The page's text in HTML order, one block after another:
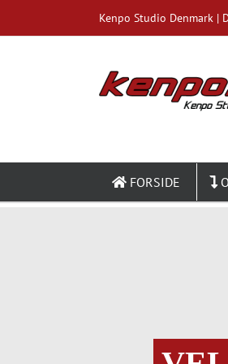
content
Kenpo Studio Denmark |
FORSIDE